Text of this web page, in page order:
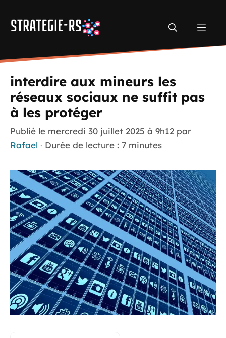
contenu
interdire aux mineurs les
réseaux sociaux ne suffit pas
à les protéger
Publié le mercredi 30 juillet 2025 à 9h12 par
Rafael · Durée de lecture : 7 minutes